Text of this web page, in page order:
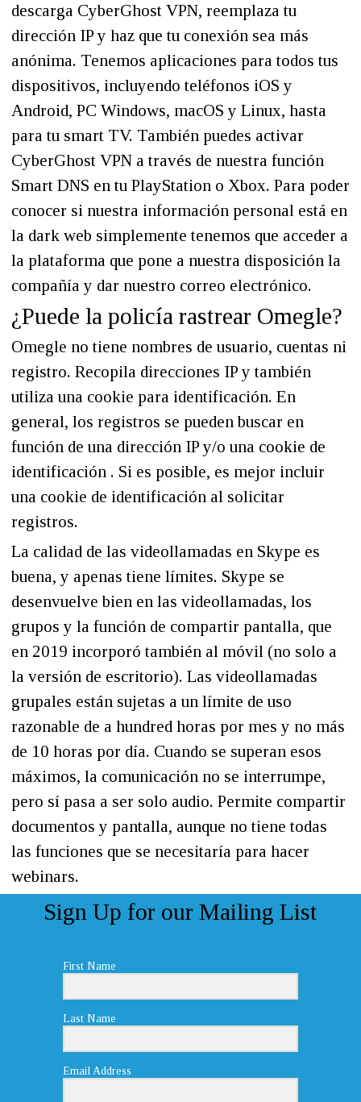
descarga CyberGhost VPN, reemplaza tu
dirección IP y haz que tu conexión sea más
anónima. Tenemos aplicaciones para todos tus
dispositivos, incluyendo teléfonos iOS y
Android, PC Windows, macOS y Linux, hasta
para tu smart TV. También puedes activar
CyberGhost VPN a través de nuestra función
Smart DNS en tu PlayStation o Xbox. Para poder
conocer si nuestra información personal está en
la dark web simplemente tenemos que acceder a
la plataforma que pone a nuestra disposición la
compañía y dar nuestro correo electrónico.
¿Puede la policía rastrear Omegle?
Omegle no tiene nombres de usuario, cuentas ni
registro. Recopila direcciones IP y también
utiliza una cookie para identificación. En
general, los registros se pueden buscar en
función de una dirección IP y/o una cookie de
identificación . Si es posible, es mejor incluir
una cookie de identificación al solicitar
registros.
La calidad de las videollamadas en Skype es
buena, y apenas tiene límites. Skype se
desenvuelve bien en las videollamadas, los
grupos y la función de compartir pantalla, que
en 2019 incorporó también al móvil (no solo a
la versión de escritorio). Las videollamadas
grupales están sujetas a un límite de uso
razonable de a hundred horas por mes y no más
de 10 horas por día. Cuando se superan esos
máximos, la comunicación no se interrumpe,
pero sí pasa a ser solo audio. Permite compartir
documentos y pantalla, aunque no tiene todas
las funciones que se necesitaría para hacer
webinars.
Sign Up for our Mailing List
First Name
Last Name
Email Address